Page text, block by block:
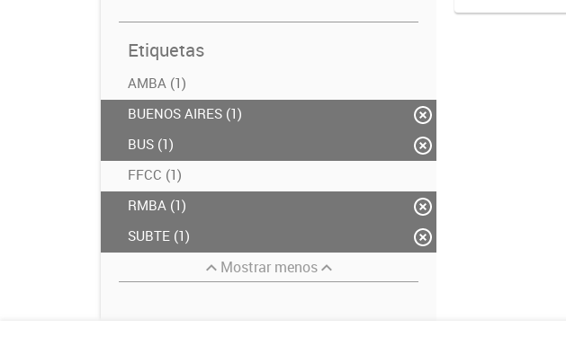
Etiquetas
AMBA (1)
BUENOS AIRES (1)
BUS (1)
FFCC (1)
RMBA (1)
SUBTE (1)
Mostrar menos